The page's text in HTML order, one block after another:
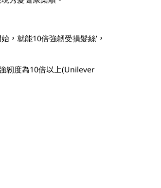
，就能10倍強韌受損髮絲’，
韌度為10倍以上(Unilever